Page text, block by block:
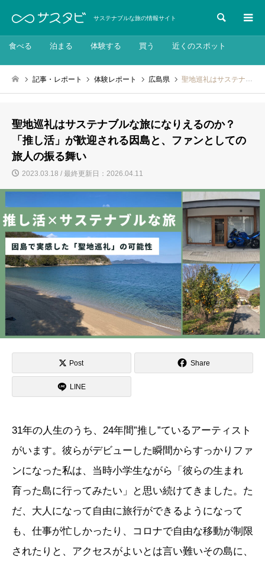
サステナブルな旅の情報サイト 検索
食べる 泊まる 体験する 買う 近くのスポット
記事・レポート 体験レポート 広島県 聖地巡礼はサステナブルな旅になりえるのか？「推し活」が歓迎される因島と、ファンとしての旅人の振る舞い
聖地巡礼はサステナブルな旅になりえるのか？
「推し活」が歓迎される因島と、ファンとしての
旅人の振る舞い
2023.03.18 / 最終更新日：2026.04.11
Post Share
LINE
31年の人生のうち、24年間”推し”ているアーティスト
がいます。彼らがデビューした瞬間からすっかりファ
ンになった私は、当時小学生ながら「彼らの生まれ
育った島に行ってみたい」と思い続けてきました。た
だ、大人になって自由に旅行ができるようになって
も、仕事が忙しかったり、コロナで自由な移動が制限
されたりと、アクセスがよいとは言い難いその島に、